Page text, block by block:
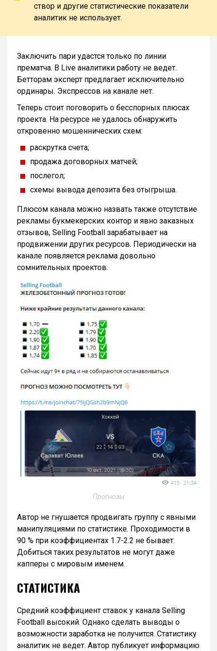
створ и другие статистические показатели
аналитик не использует.
Заключить пари удастся только по линии
прематча. В Live аналитики работу не ведет.
Бетторам эксперт предлагает исключительно
ординары. Экспрессов на канале нет.
Теперь стоит поговорить о бесспорных плюсах
проекта. На ресурсе не удалось обнаружить
откровенно мошеннических схем:
раскрутка счета;
продажа договорных матчей;
послегол;
схемы вывода депозита без отыгрыша.
Плюсом канала можно назвать также отсутствие
рекламы букмекерских контор и явно заказных
отзывов, Selling Football зарабатывает на
продвижении других ресурсов. Периодически на
канале появляется реклама довольно
сомнительных проектов.
Прогнозы
Автор не гнушается продвигать группу с явными
манипуляциями по статистике. Проходимости в
90 % при коэффициентах 1.7-2.2 не бывает.
Добиться таких результатов не могут даже
капперы с мировым именем.
СТАТИСТИКА
Средний коэффициент ставок у канала Selling
Football высокий. Однако сделать выводы о
возможности заработка не получится. Статистику
аналитик не ведет. Автор публикует информацию